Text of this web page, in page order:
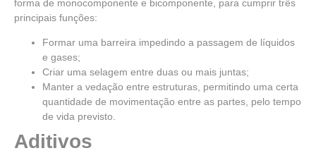
forma de monocomponente e bicomponente, para cumprir três
principais funções:
Formar uma barreira impedindo a passagem de líquidos
e gases;
Criar uma selagem entre duas ou mais juntas;
Manter a vedação entre estruturas, permitindo uma certa
quantidade de movimentação entre as partes, pelo tempo
de vida previsto.
Aditivos